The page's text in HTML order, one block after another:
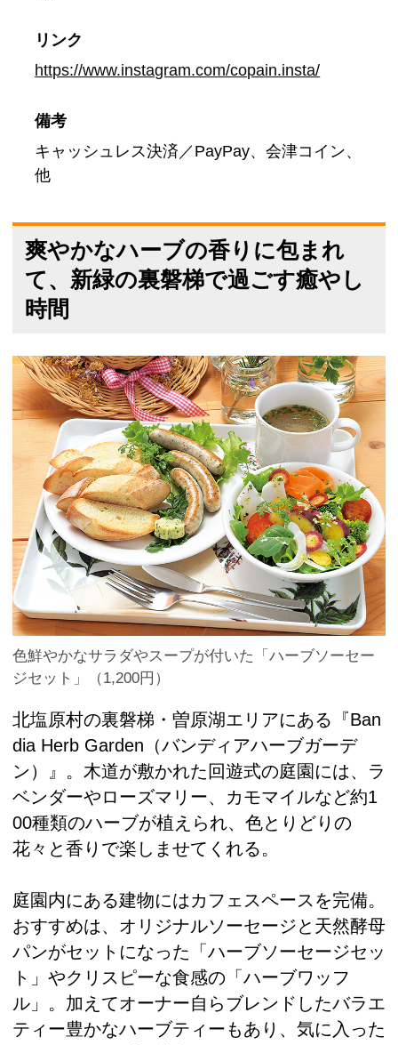
リンク
https://www.instagram.com/copain.insta/
備考
キャッシュレス決済／PayPay、会津コイン、
他
爽やかなハーブの香りに包まれ
て、新緑の裏磐梯で過ごす癒やし
時間
色鮮やかなサラダやスープが付いた「ハーブソーセー
ジセット」（1,200円）
北塩原村の裏磐梯・曽原湖エリアにある『Ban
dia Herb Garden（バンディアハーブガーデ
ン）』。木道が敷かれた回遊式の庭園には、ラ
ベンダーやローズマリー、カモマイルなど約1
00種類のハーブが植えられ、色とりどりの
花々と香りで楽しませてくれる。
庭園内にある建物にはカフェスペースを完備。
おすすめは、オリジナルソーセージと天然酵母
パンがセットになった「ハーブソーセージセッ
ト」やクリスピーな食感の「ハーブワッフ
ル」。加えてオーナー自らブレンドしたバラエ
ティー豊かなハーブティーもあり、気に入った